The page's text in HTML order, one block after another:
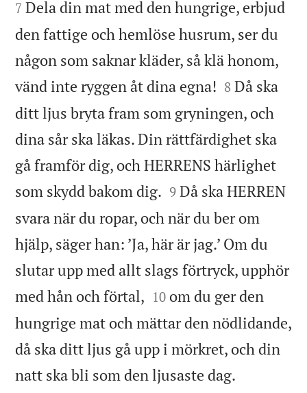
7 Dela din mat med den hungrige, erbjud
den fattige och hemlöse husrum, ser du
någon som saknar kläder, så klä honom,
vänd inte ryggen åt dina egna! 

8 Då ska
ditt ljus bryta fram som gryningen, och
dina sår ska läkas. Din rättfärdighet ska
gå framför dig, och HERRENS härlighet
som skydd bakom dig. 

9 Då ska HERREN
svara när du ropar, och när du ber om
hjälp, säger han: ’Ja, här är jag.’ Om du
slutar upp med allt slags förtryck, upphör
med hån och förtal, 

10 om du ger den
hungrige mat och mättar den nödlidande,
då ska ditt ljus gå upp i mörkret, och din
natt ska bli som den ljusaste dag.